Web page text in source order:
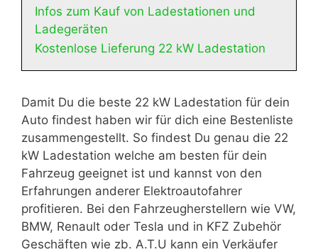
Infos zum Kauf von Ladestationen und
Ladegeräten
Kostenlose Lieferung 22 kW Ladestation
Damit Du die beste 22 kW Ladestation für dein
Auto findest haben wir für dich eine Bestenliste
zusammengestellt. So findest Du genau die 22
kW Ladestation welche am besten für dein
Fahrzeug geeignet ist und kannst von den
Erfahrungen anderer Elektroautofahrer
profitieren. Bei den Fahrzeugherstellern wie VW,
BMW, Renault oder Tesla und in KFZ Zubehör
Geschäften wie zb. A.T.U kann ein Verkäufer